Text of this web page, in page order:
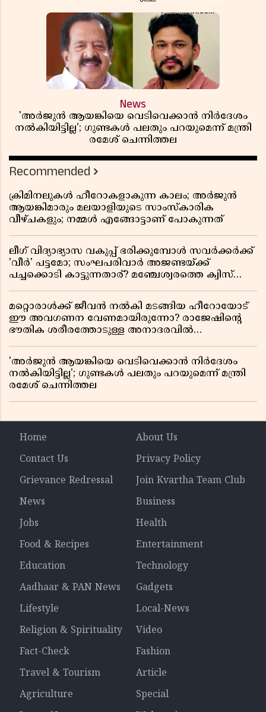
News
'അർജുൻ ആയങ്കിയെ വെടിവെക്കാൻ നിർദേശം
നൽകിയിട്ടില്ല'; ഗുണ്ടകൾ പലതും പറയുമെന്ന് മന്ത്രി
രമേശ് ചെന്നിത്തല
Recommended
ക്രിമിനലുകൾ ഹീറോകളാകുന്ന കാലം; അർജുൻ
ആയങ്കിമാരും മലയാളിയുടെ സാംസ്കാരിക
വീഴ്ചകളും; നമ്മൾ എങ്ങോട്ടാണ് പോകുന്നത്
ലീഗ് വിദ്യാഭ്യാസ വകുപ്പ് ഭരിക്കുമ്പോൾ സവർക്കർക്ക്
'വീർ' പട്ടമോ; സംഘപരിവാർ അജണ്ടയ്ക്ക്
പച്ചക്കൊടി കാട്ടുന്നതാര്? മഞ്ചേശ്വരത്തെ ക്വിസ്
മറ്റൊരാൾക്ക് ജീവൻ നൽകി മടങ്ങിയ ഹീറോയോട്
ഈ അവഗണന വേണമായിരുന്നോ? രാജേഷിൻ്റെ
ഭൗതിക ശരീരത്തോടുള്ള അനാദരവിൽ
'അർജുൻ ആയങ്കിയെ വെടിവെക്കാൻ നിർദേശം
നൽകിയിട്ടില്ല'; ഗുണ്ടകൾ പലതും പറയുമെന്ന് മന്ത്രി
രമേശ് ചെന്നിത്തല
Home
About Us
Contact Us
Privacy Policy
Grievance Redressal
Join Kvartha Team Club
News
Business
Jobs
Health
Food & Recipes
Entertainment
Education
Technology
Aadhaar & PAN News
Gadgets
Lifestyle
Local-News
Religion & Spirituality
Video
Fact-Check
Fashion
Travel & Tourism
Article
Agriculture
Special